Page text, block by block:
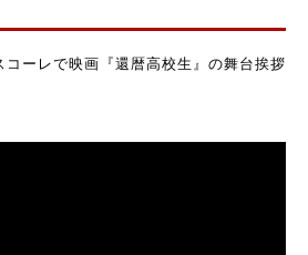
ーレで映画『還暦高校生』の舞台挨拶